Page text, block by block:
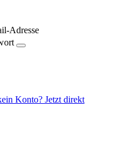
Adresse
Konto? Jetzt direkt